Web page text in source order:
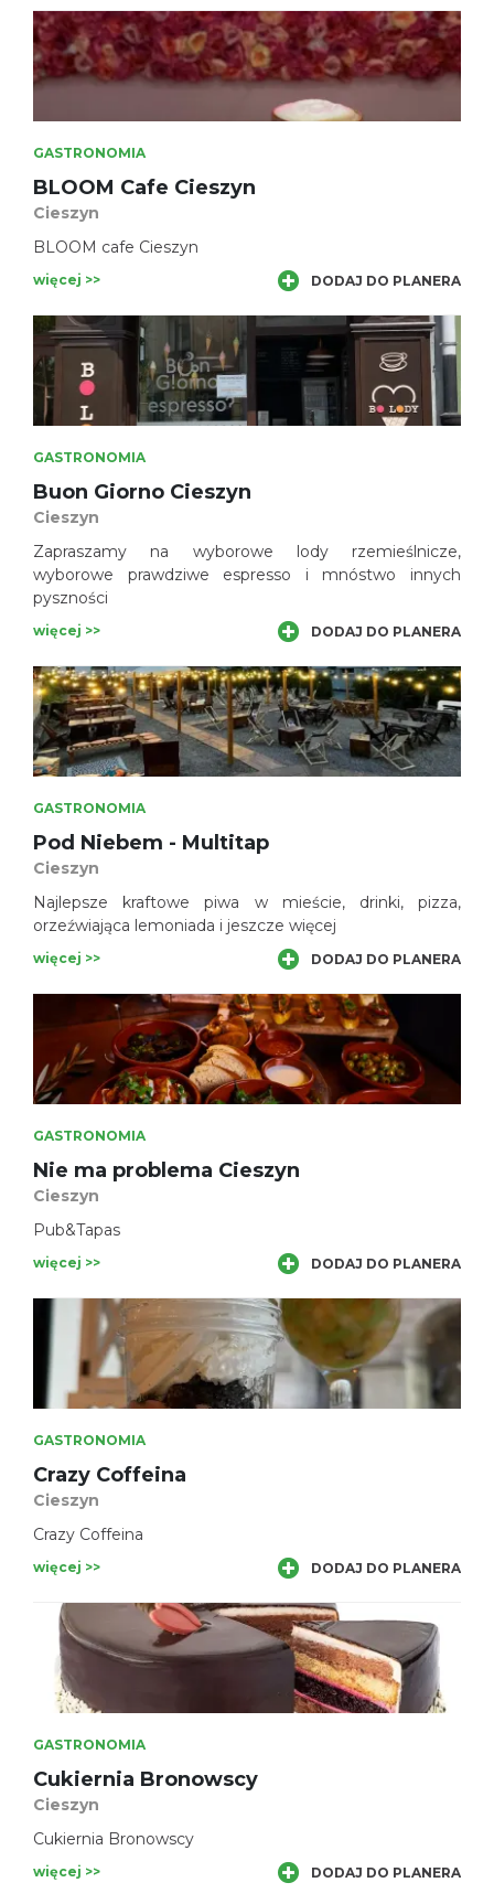
poszanowaniem przeszłości, a wszystkie kondygnacje
zyskały nowe funkcje.
GASTRONOMIA
BLOOM Cafe Cieszyn
Cieszyn
BLOOM cafe Cieszyn
więcej >> DODAJ DO PLANERA
GASTRONOMIA
Buon Giorno Cieszyn
Cieszyn
Zapraszamy na wyborowe lody rzemieślnicze,
wyborowe prawdziwe espresso i mnóstwo innych
pyszności
więcej >> DODAJ DO PLANERA
GASTRONOMIA
Pod Niebem - Multitap
Cieszyn
Najlepsze kraftowe piwa w mieście, drinki, pizza,
orzeźwiająca lemoniada i jeszcze więcej
więcej >> DODAJ DO PLANERA
GASTRONOMIA
Nie ma problema Cieszyn
Cieszyn
Pub&Tapas
więcej >> DODAJ DO PLANERA
GASTRONOMIA
Crazy Coffeina
Cieszyn
Crazy Coffeina
więcej >> DODAJ DO PLANERA
GASTRONOMIA
Cukiernia Bronowscy
Cieszyn
Cukiernia Bronowscy
więcej >> DODAJ DO PLANERA